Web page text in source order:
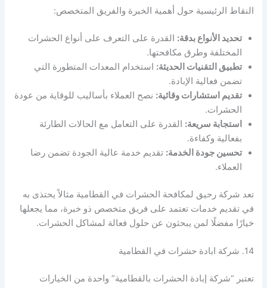
النقاط الرئيسية حول أهمية الخبرة والفريق المتخصص:
تحديد الأنواع بدقة: القدرة على التعرف على أنواع الحشرات
المختلفة وطرق مكافحتها.
تطبيق التقنيات الحديثة: استخدام المعدات المتطورة التي
تضمن فعالية الإبادة.
تقديم استشارات وقائية: نصح العملاء بأساليب للوقاية من عودة
الحشرات.
استجابة سريعة: القدرة على التعامل مع الحالات الطارئة
بفعالية وكفاءة.
تحسين جودة الخدمة: تقديم خدمة عالية الجودة تضمن رضا
العملاء.
تعد شركة رحيق لمكافحة الحشرات في القطامية مثالاً يحتذى به
في تقديم خدمات تعتمد على فريق متخصص ذو خبرة، مما يجعلها
خيارًا مفضلًا لمن يبحثون عن حلول فعالة لمشاكل الحشرات.
14. شركة ابادة حشرات في القطامية
تعتبر “شركة إبادة الحشرات بالقطامية” واحدة من الخيارات